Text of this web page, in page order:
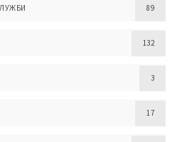
89
132
3
17